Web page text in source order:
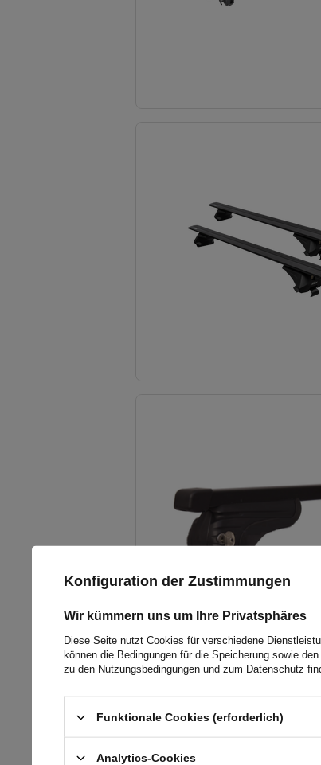
Konfiguration der Zustimmungen
Wir kümmern uns um Ihre Privatsphäres
Diese Seite nutzt Cookies für verschiedene
können die Bedingungen für die Speicherung sowie
zu den Nutzungsbedingungen und zum Datenschutz
Funktionale Cookies (erforderlich)
Analytics-Cookies